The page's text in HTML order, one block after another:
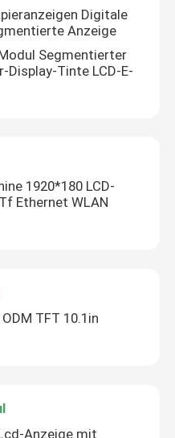
Digitale
Anzeige
Segmentierter
Display-Tinte LCD-E-
1920*180 LCD-
Ethernet WLAN
TFT 10.1in
Anzeige mit